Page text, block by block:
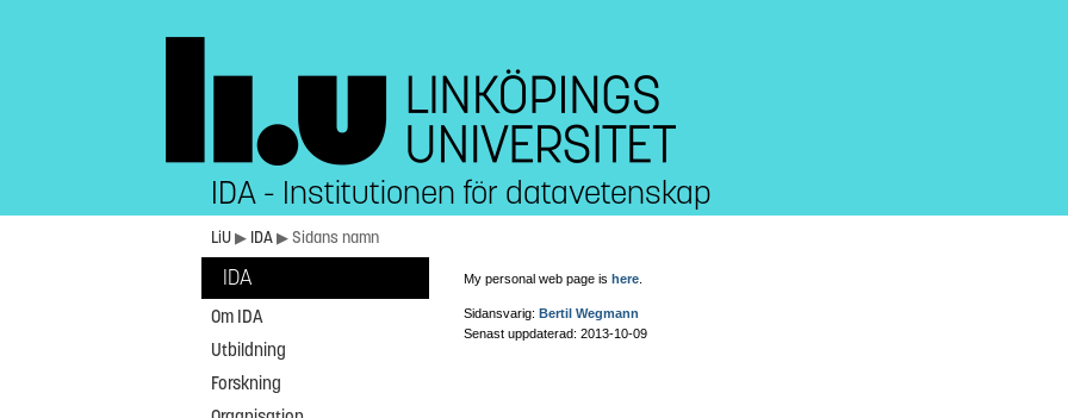
IDA - Institutionen för datavetenskap
LiU▶ IDA▶ Sidans namn
IDA
Om IDA
Utbildning
Forskning
My personal web page ishere
Sidansvarig:Bertil Wegmann
Senast uppdaterad: 2013-10-09